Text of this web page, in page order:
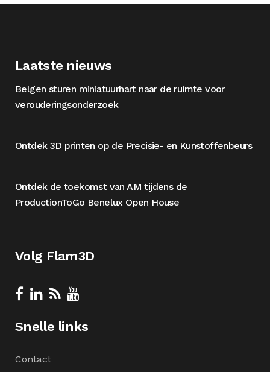
Laatste nieuws
Belgen sturen miniatuurhart naar de ruimte voor
verouderingsonderzoek
Ontdek 3D printen op de Precisie- en Kunstoffenbeurs
Ontdek de toekomst van AM tijdens de
ProductionToGo Benelux Open House
Volg Flam3D
Snelle links
Contact